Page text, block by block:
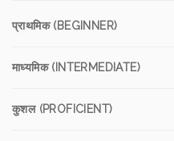
प्राथमिक (BEGINNER)
माध्यमिक (INTERMEDIATE)
कुशल (PROFICIENT)